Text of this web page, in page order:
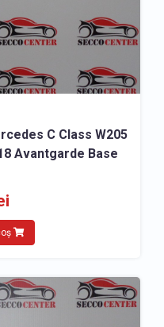
C Class W205
Avantgarde Base